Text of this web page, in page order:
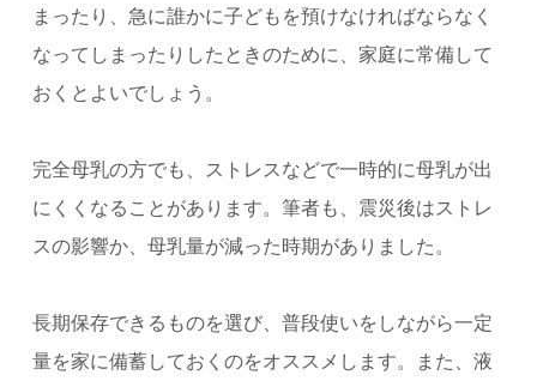
まったり、急に誰かに子どもを預けなければならなく
なってしまったりしたときのために、家庭に常備して
おくとよいでしょう。
完全母乳の方でも、ストレスなどで一時的に母乳が出
にくくなることがあります。 筆者も、震災後はストレ
スの影響か、母乳量が減った時期がありました。
長期保存できるものを選び、普段使いをしながら一定
量を家に備蓄しておくのをオススメします。
また、液